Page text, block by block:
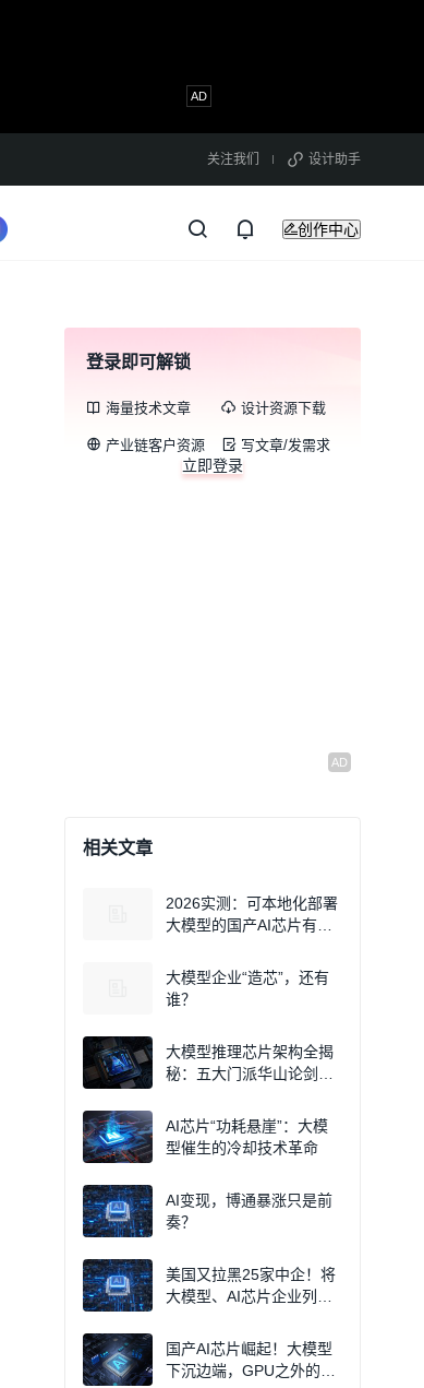
关注我们 设计助手
创作中心
登录即可解锁
海量技术文章 设计资源下载
产业链客户资源 写文章/发需求
立即登录
相关文章
2026实测：可本地化部署
大模型的国产AI芯片有哪
大模型企业“造芯”，还有
谁？
大模型推理芯片架构全揭
秘：五大门派华山论剑，
AI芯片“功耗悬崖”：大模
型催生的冷却技术革命
AI变现，博通暴涨只是前
奏？
美国又拉黑25家中企！将
大模型、AI芯片企业列入
国产AI芯片崛起！大模型
下沉边端，GPU之外的芯